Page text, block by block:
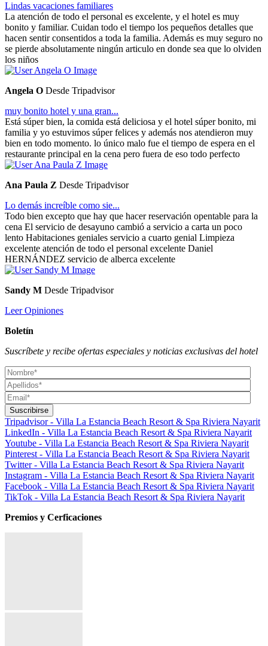
Lindas vacaciones familiares
La atención de todo el personal es excelente, y el hotel es muy
bonito y familiar. Cuidan todo el tiempo los pequeños detalles que
hacen sentir consentidos a toda la familia. Además es muy seguro no
se pierde absolutamente ningún articulo en donde sea que lo olviden
los niños
Angela O Desde Tripadvisor
muy bonito hotel y una gran...
Está súper bien, la comida está deliciosa y el hotel súper bonito, mi
familia y yo estuvimos súper felices y además nos atendieron muy
bien en todo momento. lo único malo fue el tiempo de espera en el
restaurante principal en la cena pero fuera de eso todo perfecto
Ana Paula Z Desde Tripadvisor
Lo demás increíble como sie...
Todo bien excepto que hay que hacer reservación opentable para la
cena El servicio de desayuno cambió a servicio a carta un poco
lento Habitaciones geniales servicio a cuarto genial Limpieza
excelente atención de todo el personal excelente Daniel
HERNÁNDEZ servicio de alberca excelente
Sandy M Desde Tripadvisor
Leer Opiniones
Boletín
Suscríbete y recibe ofertas especiales y noticias exclusivas del hotel
Tripadvisor - Villa La Estancia Beach Resort & Spa Riviera Nayarit
LinkedIn - Villa La Estancia Beach Resort & Spa Riviera Nayarit
Youtube - Villa La Estancia Beach Resort & Spa Riviera Nayarit
Pinterest - Villa La Estancia Beach Resort & Spa Riviera Nayarit
Twitter - Villa La Estancia Beach Resort & Spa Riviera Nayarit
Instagram - Villa La Estancia Beach Resort & Spa Riviera Nayarit
Facebook - Villa La Estancia Beach Resort & Spa Riviera Nayarit
TikTok - Villa La Estancia Beach Resort & Spa Riviera Nayarit
Premios y Cerficaciones